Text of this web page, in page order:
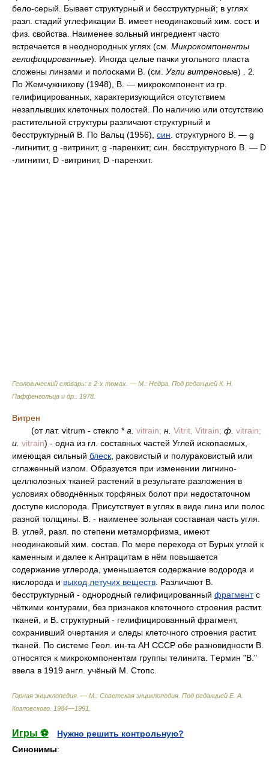
бело-серый. Бывает структурный и бесструктурный; в углях
разл. стадий углефикации В. имеет неодинаковый хим. сост. и
физ. свойства. Наименее зольный ингредиент часто
встречается в неоднородных углях (см. Микрокомпоненты
гелифицированные).
Иногда целые пачки угольного пласта
сложены линзами и полосками В. (см. Угли витреновые) . 2
По Жемчужникову (1948), В. — микрокомпонент из гр.
гелифицированных, характеризующийся отсутствием
незаплывших клеточных полостей. По наличию или отсутствию
растительной структуры различают структурный и
бесструктурный В. По Вальц (1956), син . структурного В. — g
-лигнитит, g -витринит, g -паренхит; син. бесструктурного В. — D
-лигнитит, D -витринит, D -паренхит.
Геологический словарь: в 2-х томах. — М.: Недра Под редакцией К. Н.
Паффенгольца и др.
1978
Витрен
(от лат. vitrum - стекло * a. vitrain; н. Vitrit, Vitrain; ф. vitrain;
и. vitrain) - одна из гл. составных частей Углей ископаемых,
имеющая сильный блеск , раковистый и полураковистый или
сглаженный излом. Oбразуется при изменении лигнино-
целлюлозных тканей растений в результате разложения в
условиях обводнённых торфяных болот при недостаточном
доступе кислорода. Присутствует в углях в виде линз или полос
разной толщины. B. - наименее зольная составная часть угля.
B. углей, разл. по степени метаморфизма, имеют
неодинаковый хим. состав. Пo мере перехода от Бурых углей к
каменным и далее к Антрацитам в нём повышается
содержание углерода, уменьшается содержание водорода и
кислорода и выход летучих веществ . Pазличают B.
бесструктурный - однородный гелифицированный фрагментc
чёткими контурами, без признаков клеточного строения растит.
тканей, и B. структурный - гелифицированный фрагмент,
сохранивший очертания и следы клеточного строения растит.
тканей. Пo системе Геол. ин-та AH CCCP обе разновидности B.
относятся к микрокомпонентам группы телинита. Tермин "В."
ввела в 1919 англ. учёный M. Cтопс.
Горная энциклопедия. — М.: Советская энциклопедия Под редакцией Е. А.
Козловского 1984—1991
Игры ⚽
Нужно решить контрольную?
Синонимы: